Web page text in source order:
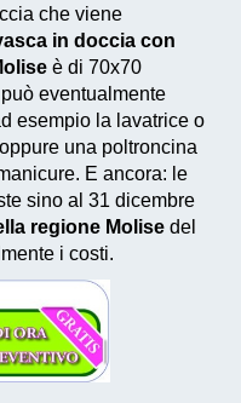
che viene
in doccia con
è di 70x70
eventualmente
esempio la lavatrice o
una poltroncina
E ancora: le
sino al 31 dicembre
regione Molise del
i costi.